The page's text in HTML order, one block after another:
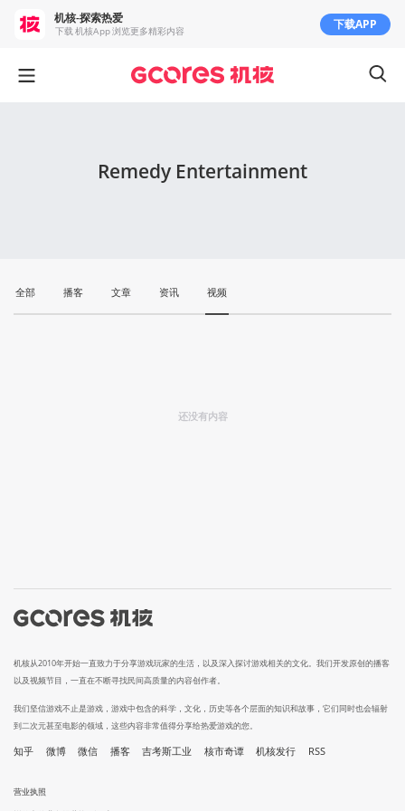
Remedy Entertainment
全部 播客 文章 资讯 视频
还没有内容
机核从2010年开始一直致力于分享游戏玩家的生活，以及深入探讨游戏相关的文化。我们开发原创的播客
以及视频节目，一直在不断寻找民间高质量的内容创作者。
我们坚信游戏不止是游戏，游戏中包含的科学，文化，历史等各个层面的知识和故事，它们同时也会辐射
到二次元甚至电影的领域，这些内容非常值得分享给热爱游戏的您。
知乎 微博 微信 播客 吉考斯工业 核市奇谭 机核发行 RSS
营业执照
机核-探索热爱
下载 机核App 浏览更多精彩内容 下载APP